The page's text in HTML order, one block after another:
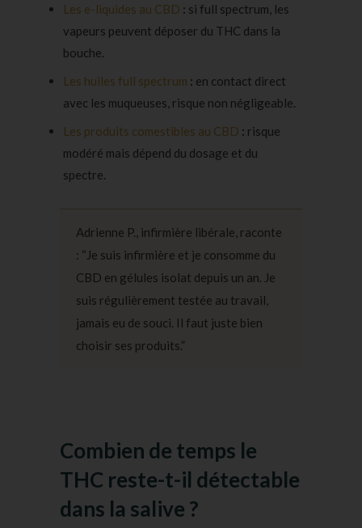
Les e-liquides au CBD : si full spectrum, les
vapeurs peuvent déposer du THC dans la
bouche.
Les huiles full spectrum : en contact direct
avec les muqueuses, risque non négligeable.
Les produits comestibles au CBD : risque
modéré mais dépend du dosage et du
spectre.
Adrienne P., infirmière libérale, raconte
: “Je suis infirmière et je consomme du
CBD en gélules isolat depuis un an. Je
suis régulièrement testée au travail,
jamais eu de souci. Il faut juste bien
choisir ses produits.”
Combien de temps le
THC reste-t-il détectable
dans la salive ?